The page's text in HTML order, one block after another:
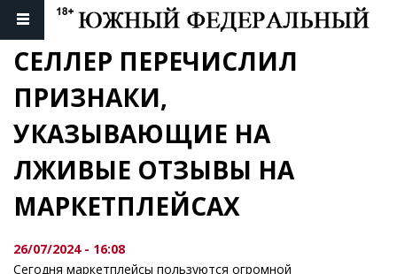
СЕЛЛЕР ПЕРЕЧИСЛИЛ
ПРИЗНАКИ,
УКАЗЫВАЮЩИЕ НА
ЛЖИВЫЕ ОТЗЫВЫ НА
МАРКЕТПЛЕЙСАХ
26/07/2024 - 16:08
Сегодня маркетплейсы пользуются огромной